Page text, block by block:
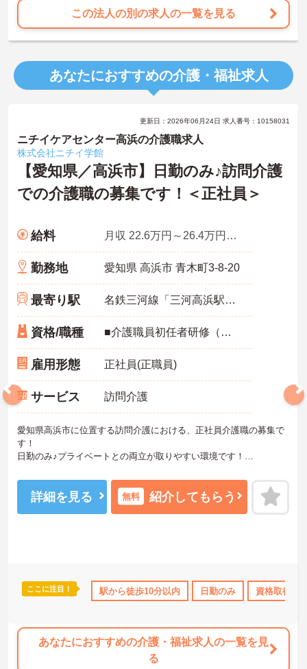
この法人の別の求人の一覧を見る
あなたにおすすめの介護・福祉求人
年間休日110日以上 資格取得サポート 研修制度あり
更新日：2026年06月24日 求人番号：10158031
ニチイケアセンター高浜の介護職求人
株式会社ニチイ学館
【愛知県／高浜市】日勤のみ♪訪問介護
での介護職の募集です！＜正社員＞
給料 月収 22.6万円～26.4万円程度
勤務地 愛知県 高浜市 青木町3-8-20
最寄り駅 名鉄三河線「三河高浜駅」徒歩9分
資格/職種 ■介護職員初任者研修（ヘルパー2級）以上、介護福祉士 いずれか必須■経験必須
雇用形態 正社員(正職員)
サービス 訪問介護
愛知県高浜市に位置する訪問介護における、正社員介護職の募集で
す！
日勤のみ♪プライベートとの両立が取りやすい環境です！
たしますのでお気軽にご相談ください。
詳細を見る 無料 紹介してもらう
ここに注目！ 駅から徒歩10分以内 日勤のみ 資格取得サ
あなたにおすすめの介護・福祉求人の一覧を見
る